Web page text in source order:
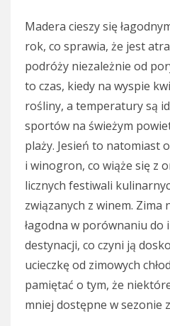
Madera cieszy się
rok, co sprawia, że jest
podróży niezależnie od
to czas, kiedy na wyspie
rośliny, a temperatury są
sportów na świeżym
plaży. Jesień to natomiast
i winogron, co wiąże się z
licznych festiwali
związanych z winem. Zima
łagodna w porównaniu do
destynacji, co czyni ją
ucieczkę od zimowych
pamiętać o tym, że
mniej dostępne w sezonie